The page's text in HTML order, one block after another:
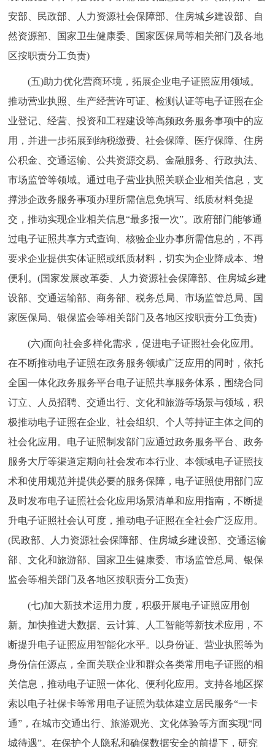
安部、民政部、人力资源社会保障部、住房城乡建设部、自
然资源部、国家卫生健康委、国家医保局等相关部门及各地
区按职责分工负责)
(五)助力优化营商环境，拓展企业电子证照应用领域。
推动营业执照、生产经营许可证、检测认证等电子证照在企
业登记、经营、投资和工程建设等高频政务服务事项中的应
用，并进一步拓展到纳税缴费、社会保障、医疗保障、住房
公积金、交通运输、公共资源交易、金融服务、行政执法、
市场监管等领域。通过电子营业执照关联企业相关信息，支
撑涉企政务服务事项办理所需信息免填写、纸质材料免提
交，推动实现企业相关信息“最多报一次”。政府部门能够通
过电子证照共享方式查询、核验企业办事所需信息的，不再
要求企业提供实体证照或纸质材料，切实为企业降成本、增
便利。(国家发展改革委、人力资源社会保障部、住房城乡建
设部、交通运输部、商务部、税务总局、市场监管总局、国
家医保局、银保监会等相关部门及各地区按职责分工负责)
(六)面向社会多样化需求，促进电子证照社会化应用。
在不断推动电子证照在政务服务领域广泛应用的同时，依托
全国一体化政务服务平台电子证照共享服务体系，围绕合同
订立、人员招聘、交通出行、文化和旅游等场景与领域，积
极推动电子证照在企业、社会组织、个人等持证主体之间的
社会化应用。电子证照制发部门应通过政务服务平台、政务
服务大厅等渠道定期向社会发布本行业、本领域电子证照技
术和使用规范并提供必要的服务保障，电子证照使用部门应
及时发布电子证照社会化应用场景清单和应用指南，不断提
升电子证照社会认可度，推动电子证照在全社会广泛应用。
(民政部、人力资源社会保障部、住房城乡建设部、交通运输
部、文化和旅游部、国家卫生健康委、市场监管总局、银保
监会等相关部门及各地区按职责分工负责)
(七)加大新技术运用力度，积极开展电子证照应用创
新。加快推进大数据、云计算、人工智能等新技术应用，不
断提升电子证照应用智能化水平。以身份证、营业执照等为
身份信任源点，全面关联企业和群众各类常用电子证照的相
关信息，推动电子证照一体化、便利化应用。支持各地区探
索以电子社保卡等常用电子证照为载体建立居民服务“一卡
通”，在城市交通出行、旅游观光、文化体验等方面实现“同
城待遇”。在保护个人隐私和确保数据安全的前提下，研究